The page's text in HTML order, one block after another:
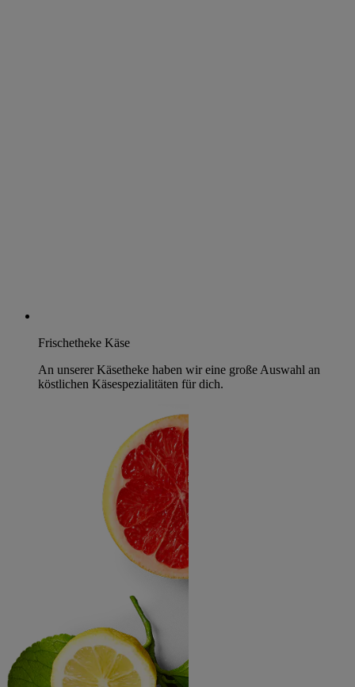
Frischetheke Käse
An unserer Käsetheke haben wir eine große Auswahl an
köstlichen Käsespezialitäten für dich.